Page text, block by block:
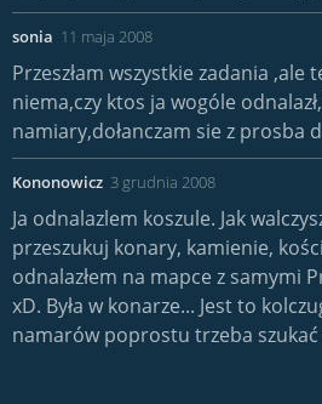
sonia 11 maja 2008
Przeszłam wszystkie zadania ,ale
niema,czy ktos ja wogóle
namiary,dołanczam sie z prosba
Kononowicz 3 grudnia 2008
Ja odnalazlem koszule. Jak
przeszukuj konary, kamienie,
odnalazłem na mapce z samymi
xD. Była w konarze... Jest to
namarów poprostu trzeba szukać